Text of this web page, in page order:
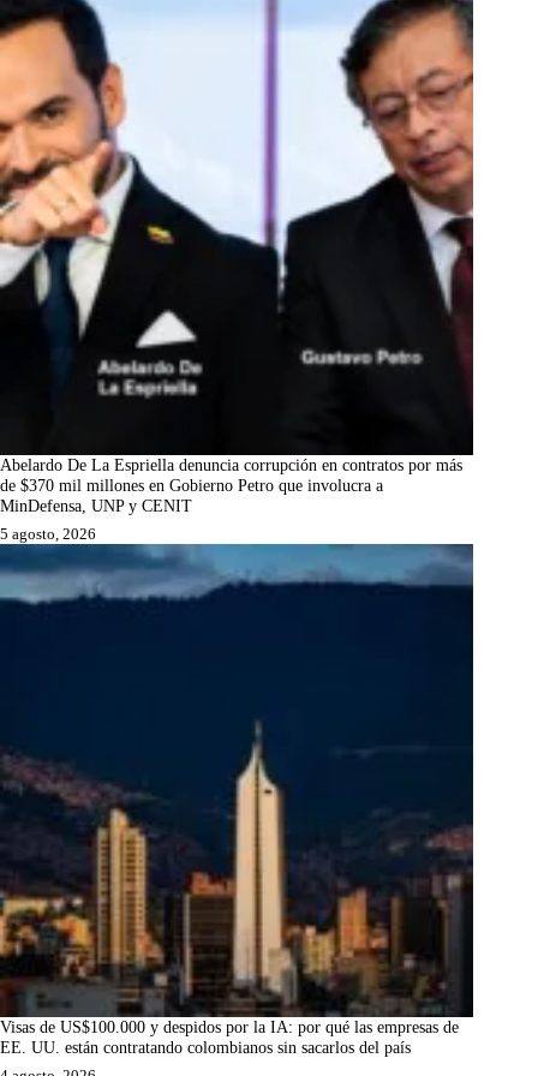
Abelardo De La Espriella denuncia corrupción en contratos por más
de $370 mil millones en Gobierno Petro que involucra a
MinDefensa, UNP y CENIT
5 agosto, 2026
Visas de US$100.000 y despidos por la IA: por qué las empresas de
EE. UU. están contratando colombianos sin sacarlos del país